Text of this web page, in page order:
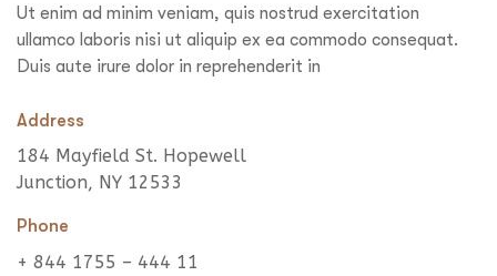
Ut enim ad minim veniam, quis nostrud exercitation
ullamco laboris nisi ut aliquip ex ea commodo consequat.
Duis aute irure dolor in reprehenderit in
Address
184 Mayfield St. Hopewell
Junction, NY 12533
Phone
+ 844 1755 – 444 11